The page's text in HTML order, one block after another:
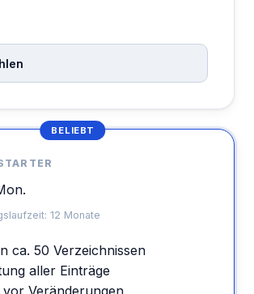
BELIEBT
12 Monate
ca. 50 Verzeichnissen
aller Einträge
Veränderungen